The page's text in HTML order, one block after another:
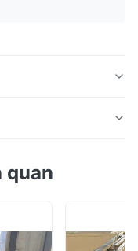
lượng cao được
chống ăn mòn
0
quan